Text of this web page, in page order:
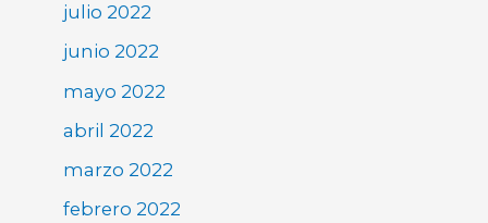
julio 2022
junio 2022
mayo 2022
abril 2022
marzo 2022
febrero 2022